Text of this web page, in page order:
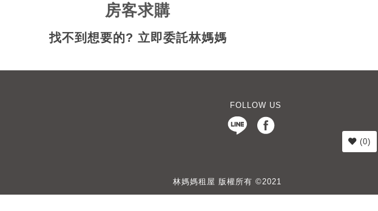
(0)
房客求購
找不到想要的? 立即委託林媽媽
FOLLOW US
林媽媽租屋 版權所有 ©2021